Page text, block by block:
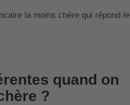
la moins chère qui répond le
quand on
?